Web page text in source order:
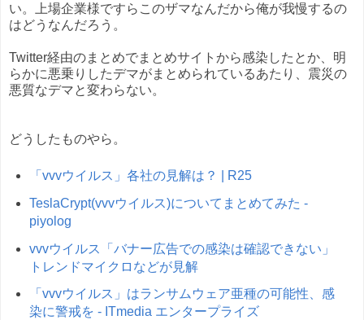
い。上場企業様ですらこのザマなんだから俺が我慢するの
はどうなんだろう。
Twitter経由のまとめでまとめサイトから感染したとか、明
らかに悪乗りしたデマがまとめられているあたり、震災の
悪質なデマと変わらない。
どうしたものやら。
「vvvウイルス」各社の見解は？ | R25
TeslaCrypt(vvvウイルス)についてまとめてみた -
piyolog
vvvウイルス「バナー広告での感染は確認できない」
トレンドマイクロなどが見解
「vvvウイルス」はランサムウェア亜種の可能性、感
染に警戒を - ITmedia エンタープライズ